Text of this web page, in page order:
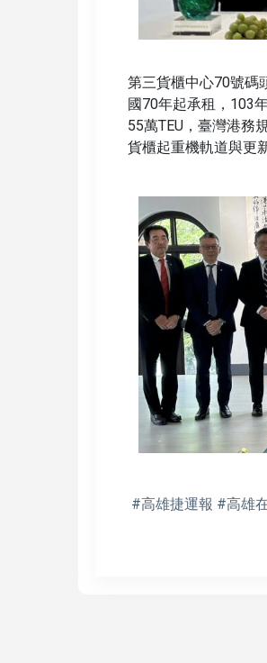
第三貨櫃中心70號碼
國70年起承租，103
55萬TEU，臺灣港務
貨櫃起重機軌道與更
#高雄捷運報 #高雄